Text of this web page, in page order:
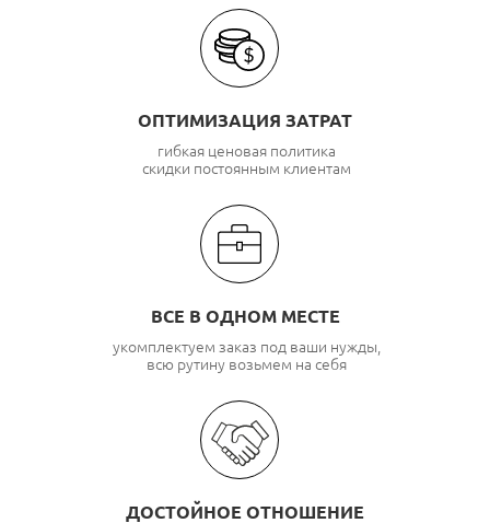
ОПТИМИЗАЦИЯ ЗАТРАТ
гибкая ценовая политика
скидки постоянным клиентам
ВСЕ В ОДНОМ МЕСТЕ
укомплектуем заказ под ваши нужды,
всю рутину возьмем на себя
ДОСТОЙНОЕ ОТНОШЕНИЕ